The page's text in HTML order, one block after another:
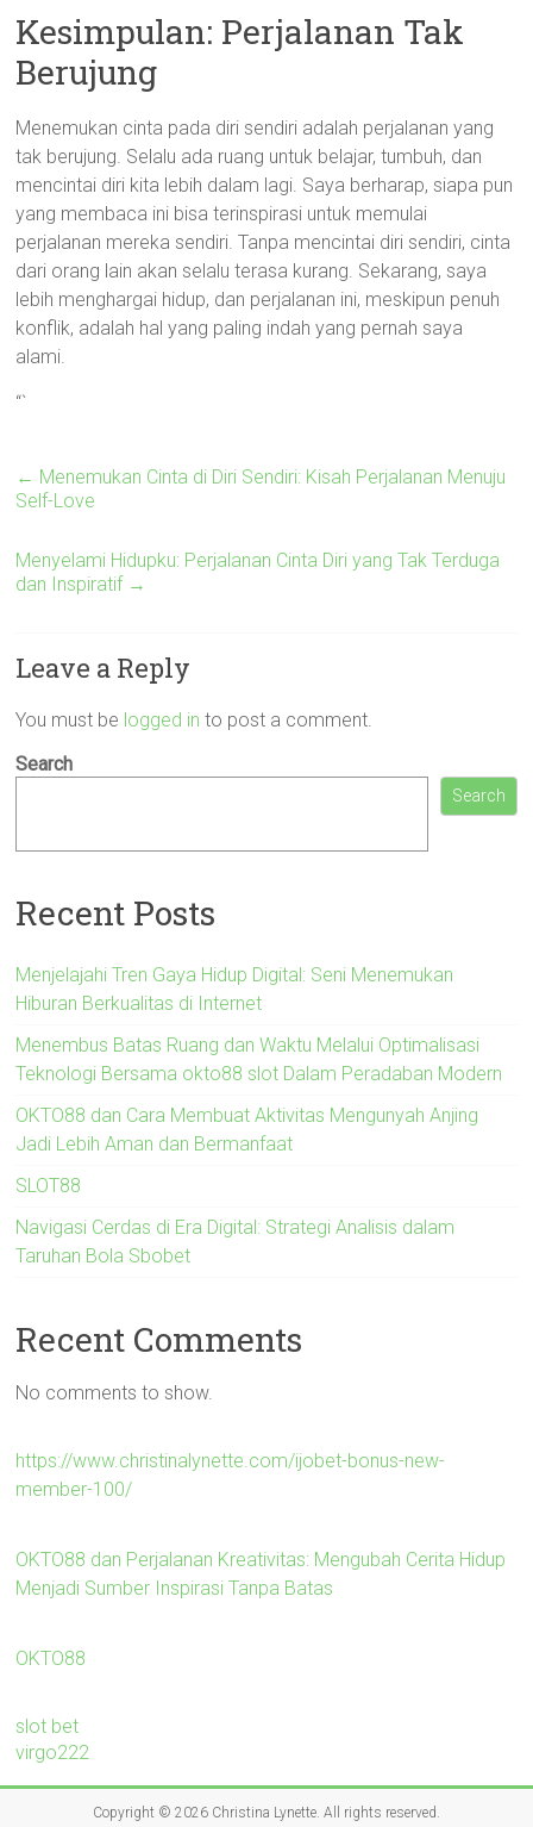
Kesimpulan: Perjalanan Tak
Berujung
Menemukan cinta pada diri sendiri adalah perjalanan yang
tak berujung. Selalu ada ruang untuk belajar, tumbuh, dan
mencintai diri kita lebih dalam lagi. Saya berharap, siapa pun
yang membaca ini bisa terinspirasi untuk memulai
perjalanan mereka sendiri. Tanpa mencintai diri sendiri, cinta
dari orang lain akan selalu terasa kurang. Sekarang, saya
lebih menghargai hidup, dan perjalanan ini, meskipun penuh
konflik, adalah hal yang paling indah yang pernah saya
alami.
“`
← Menemukan Cinta di Diri Sendiri: Kisah Perjalanan Menuju
Self-Love
Menyelami Hidupku: Perjalanan Cinta Diri yang Tak Terduga
dan Inspiratif →
Leave a Reply
You must be logged in to post a comment.
Search
Search
Recent Posts
Menjelajahi Tren Gaya Hidup Digital: Seni Menemukan
Hiburan Berkualitas di Internet
Menembus Batas Ruang dan Waktu Melalui Optimalisasi
Teknologi Bersama okto88 slot Dalam Peradaban Modern
OKTO88 dan Cara Membuat Aktivitas Mengunyah Anjing
Jadi Lebih Aman dan Bermanfaat
SLOT88
Navigasi Cerdas di Era Digital: Strategi Analisis dalam
Taruhan Bola Sbobet
Recent Comments
No comments to show.
https://www.christinalynette.com/ijobet-bonus-new-
member-100/
OKTO88 dan Perjalanan Kreativitas: Mengubah Cerita Hidup
Menjadi Sumber Inspirasi Tanpa Batas
OKTO88
slot bet
virgo222
Copyright © 2026 Christina Lynette. All rights reserved.